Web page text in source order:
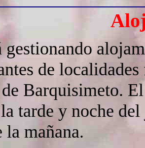
gestionando
de
Barquisimeto.
tarde y noche
la mañana.